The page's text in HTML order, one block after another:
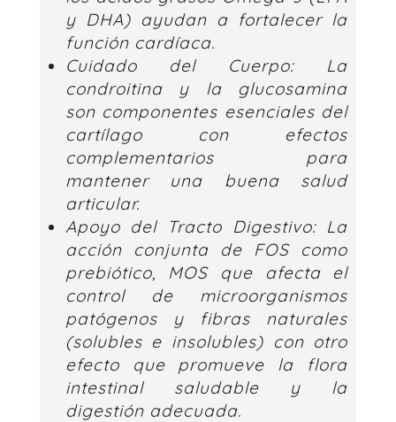
y DHA) ayudan a fortalecer la
función cardíaca.
Cuidado del Cuerpo: La
condroitina y la glucosamina
son componentes esenciales del
cartílago con efectos
complementarios para
mantener una buena salud
articular.
Apoyo del Tracto Digestivo: La
acción conjunta de FOS como
prebiótico, MOS que afecta el
control de microorganismos
patógenos y fibras naturales
(solubles e insolubles) con otro
efecto que promueve la flora
intestinal saludable y la
digestión adecuada.